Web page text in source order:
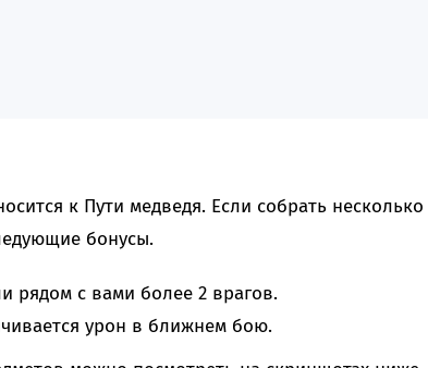
к Пути медведя. Если собрать несколько
бонусы.
рядом с вами более 2 врагов.
урон в ближнем бою.